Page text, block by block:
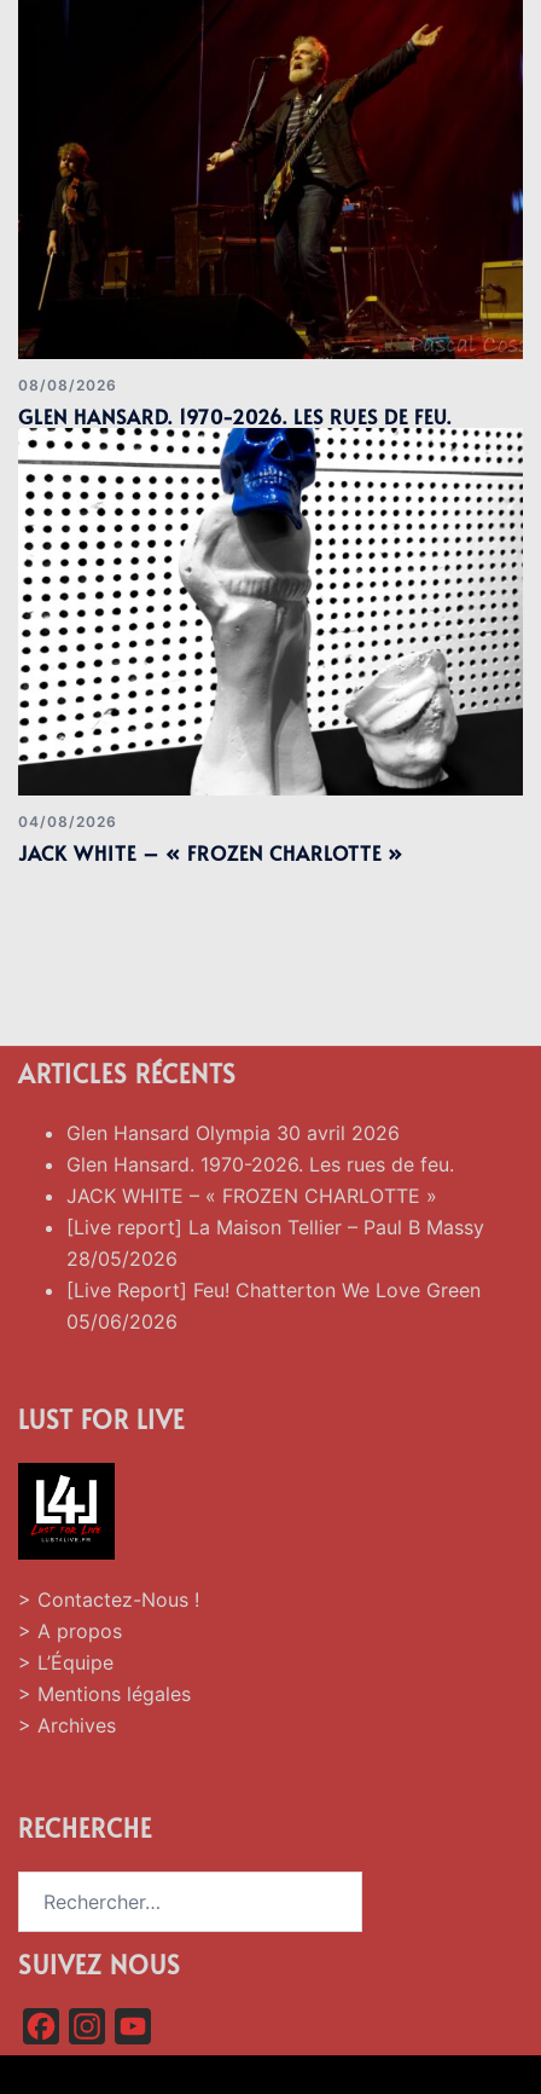
08/08/2026
GLEN HANSARD. 1970-2026. LES RUES DE FEU.
04/08/2026
JACK WHITE – « FROZEN CHARLOTTE »
ARTICLES RÉCENTS
Glen Hansard Olympia 30 avril 2026
Glen Hansard. 1970-2026. Les rues de feu.
JACK WHITE – « FROZEN CHARLOTTE »
[Live report] La Maison Tellier – Paul B Massy
28/05/2026
[Live Report] Feu! Chatterton We Love Green
05/06/2026
LUST FOR LIVE
> Contactez-Nous !
> A propos
> L’Équipe
> Mentions légales
> Archives
RECHERCHE
SUIVEZ NOUS
a
n
o